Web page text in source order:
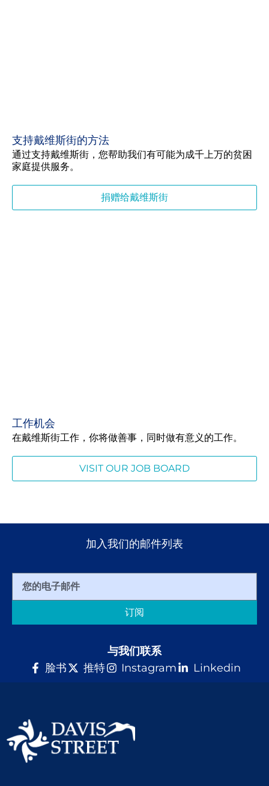
支持戴维斯街的方法
通过支持戴维斯街，您帮助我们有可能为成千上万的贫困
家庭提供服务。
捐赠给戴维斯街
工作机会
在戴维斯街工作，你将做善事，同时做有意义的工作。
VISIT OUR JOB BOARD
加入我们的邮件列表
订阅
与我们联系
脸书
推特 Instagram Linkedin